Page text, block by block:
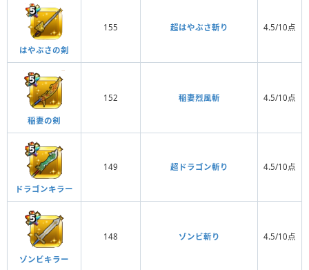
はやぶさの剣
155 超はやぶさ斬り 4.5/10点
稲妻の剣
152 稲妻烈風斬 4.5/10点
ドラゴンキラー
149 超ドラゴン斬り 4.5/10点
ゾンビキラー
148 ゾンビ斬り 4.5/10点